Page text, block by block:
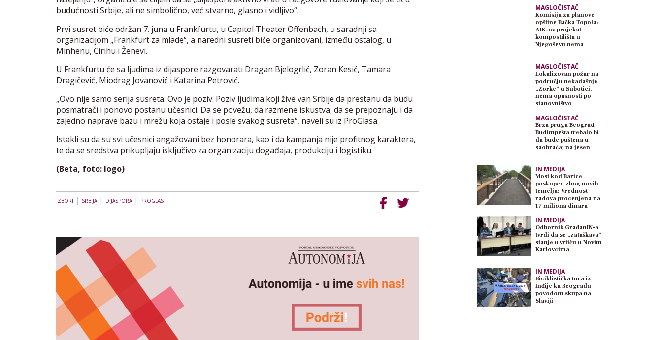
budućnosti Srbije, ali ne simbolično, već stvarno, glasno i vidljivo“.
Prvi susret biće održan 7. juna u Frankfurtu, u Capitol Theater Offenbach, u saradnji sa
organizacijom „Frankfurt za mlade“, a naredni susreti biće organizovani, između ostalog, u
Minhenu, Cirihu i Ženevi.
U Frankfurtu će sa ljudima iz dijaspore razgovarati Dragan Bjelogrlić, Zoran Kesić, Tamara
Dragičević, Miodrag Jovanović i Katarina Petrović.
„Ovo nije samo serija susreta. Ovo je poziv. Poziv ljudima koji žive van Srbije da prestanu da budu
posmatrači i ponovo postanu učesnici. Da se povežu, da razmene iskustva, da se prepoznaju i da
zajedno naprave bazu i mrežu koja ostaje i posle svakog susreta“, naveli su iz ProGlasa.
Istakli su da su svi učesnici angažovani bez honorara, kao i da kampanja nije profitnog karaktera,
te da se sredstva prikupljaju isključivo za organizaciju događaja, produkciju i logistiku.
(Beta, foto: logo)
IZBORI | SRBIJA| DIJASPORA| PROGLAS
MAGLOČISTAČ
Komisija za planove
opštine Bačka Topola:
AIK-ov projekat
kompostilišta u
Njegoševu nema
MAGLOČISTAČ
Lokalizovan požar na
području nekadašnje
„Zorke“ u Subotici,
nema opasnosti po
stanovništvo
MAGLOČISTAČ
Brza pruga Beograd–
Budimpešta trebalo bi
da bude puštena u
saobraćaj na jesen
IN MEDIJA
Most kod Barice
poskupeo zbog novih
temelja: Vrednost
radova procenjena na
17 miliona dinara
IN MEDIJA
Odbornik GrađanIN-a
tvrdi da se „zataškava“
stanje u vrtiću u Novim
Karlovcima
IN MEDIJA
Biciklistička tura iz
Inđije ka Beogradu
povodom skupa na
Slaviji